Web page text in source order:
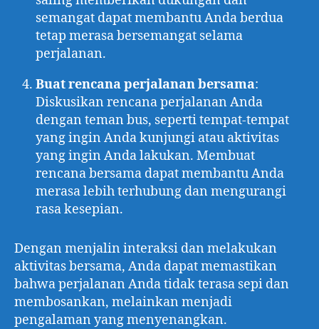
semangat dapat membantu Anda berdua
tetap merasa bersemangat selama
perjalanan.
Buat rencana perjalanan bersama:
Diskusikan rencana perjalanan Anda
dengan teman bus, seperti tempat-tempat
yang ingin Anda kunjungi atau aktivitas
yang ingin Anda lakukan. Membuat
rencana bersama dapat membantu Anda
merasa lebih terhubung dan mengurangi
rasa kesepian.
Dengan menjalin interaksi dan melakukan
aktivitas bersama, Anda dapat memastikan
bahwa perjalanan Anda tidak terasa sepi dan
membosankan, melainkan menjadi
pengalaman yang menyenangkan.